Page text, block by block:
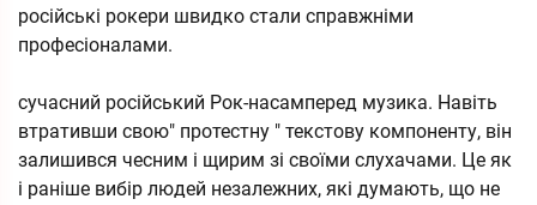
російські рокери швидко стали справжніми
професіоналами.
сучасний російський Рок-насамперед музика. Навіть
втративши свою" протестну " текстову компоненту, він
залишився чесним і щирим зі своїми слухачами. Це як
і раніше вибір людей незалежних, які думають, що не